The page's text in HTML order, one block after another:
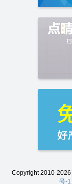
Copyright 2010-2026
号-1